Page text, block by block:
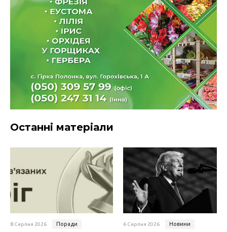
Останні матеріали
8 Серпня 2026 Поради 6 Серпня 2026 Новини